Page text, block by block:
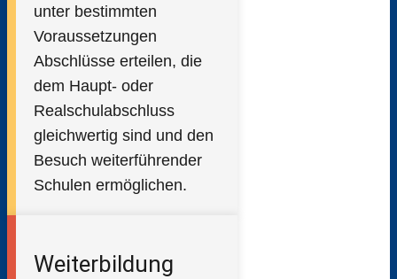
unter bestimmten
Voraussetzungen
Abschlüsse erteilen, die
dem Haupt- oder
Realschulabschluss
gleichwertig sind und den
Besuch weiterführender
Schulen ermöglichen.
Weiterbildung